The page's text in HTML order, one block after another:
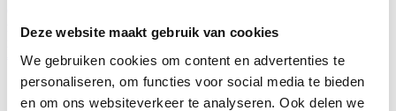
Deze website maakt gebruik van cookies
We gebruiken cookies om content en advertenties te
personaliseren, om functies voor social media te bieden
en om ons websiteverkeer te analyseren. Ook delen we
meubel Salano Brown 210 cm/
899,00Oorspronkelijke prijs was: €899,00.
€765,00Huidige prijs is: €765,00.meubel Noor Walnut 170cm/
nieuw in doos
649,00 Oorspronkelijke prijs
549,00Huidige prijs is: